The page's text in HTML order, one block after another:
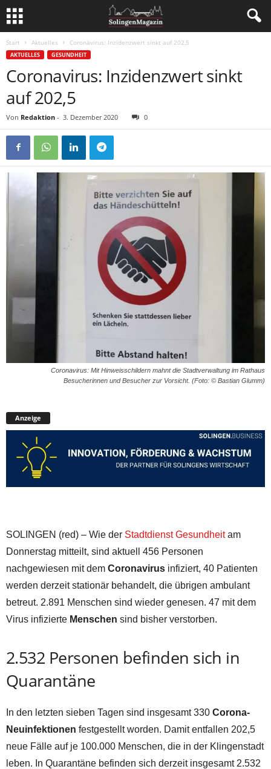
Start Aktuelles Coronavirus: Inzidenzwert sinkt auf 202,5
AKTUELLES GESUNDHEIT
Coronavirus: Inzidenzwert sinkt
auf 202,5
Von Redaktion - 3. Dezember 2020 0
Coronavirus: Mit Hinweisschildern mahnt die Stadtverwaltung im Rathaus
Besucherinnen und Besucher zur Vorsicht. (Foto: © Bastian Glumm)
Anzeige
SOLINGEN (red) – Wie der Stadtdienst Gesundheitam
Donnerstag mitteilt, sind aktuell 456 Personen
nachgewiesen mit dem Coronavirus infiziert, 40 Patienten
werden derzeit stationär behandelt, die übrigen ambulant
betreut. 2.891 Menschen sind wieder genesen. 47 mit dem
Virus infizierte Menschen sind bisher verstorben.
2.532 Personen befinden sich in
Quarantäne
In den letzten sieben Tagen sind insgesamt 330 Corona-
Neuinfektionen festgestellt worden. Damit entfallen 202,5
neue Fälle auf je 100.000 Menschen, die in der Klingenstadt
leben. In Quarantäne befinden sich derzeit insgesamt 2.532